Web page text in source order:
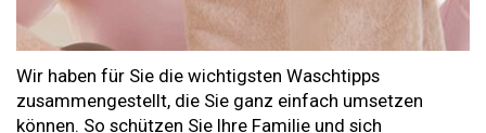
Wir haben für Sie die wichtigsten Waschtipps
zusammengestellt, die Sie ganz einfach umsetzen
können. So schützen Sie Ihre Familie und sich